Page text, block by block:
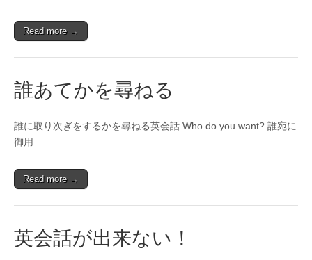
Read more →
誰あてかを尋ねる
誰に取り次ぎをするかを尋ねる英会話 Who do you want? 誰宛に
御用…
Read more →
英会話が出来ない！